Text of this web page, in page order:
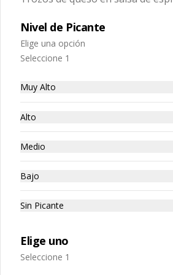
Salsas
Raita
cebolla, tomate y cilantro
Postres
Gulab Jamun
Nivel de Picante
Elige una opción
Seleccione 1
Muy Alto
Alto
Medio
Bajo
Sin Picante
Elige uno
Seleccione 1